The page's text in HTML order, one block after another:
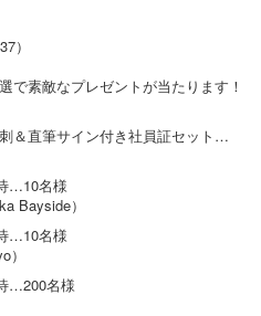
）
で素敵なプレゼントが当たります！
＆直筆サイン付き社員証セット…
…10名様
Bayside）
…10名様
…200名様